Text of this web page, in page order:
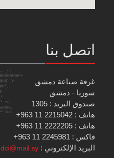
اتصل بنا
غرفة صناعة دمشق
سوريا - دمشق
صندوق البريد : 1305
هاتف : 2215042 11 963+
هاتف : 2222205 11 963+
فاكس : 2245981 11 963+
البريد الإلكتروني :dci@mail.sy